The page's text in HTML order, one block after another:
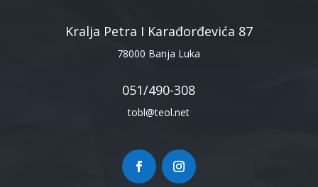
Kralja Petra I Karađorđevića 87
78000 Banja Luka
051/490-308
tobl@teol.net